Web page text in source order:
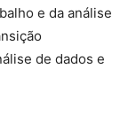
e da análise
de dados e